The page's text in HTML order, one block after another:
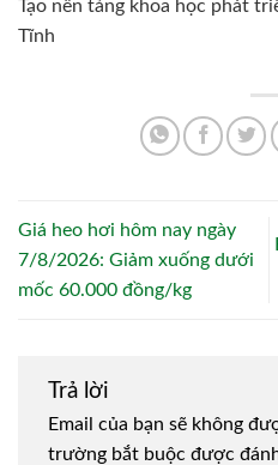
Tạo nền tảng khoa học phát
Tĩnh
Giá heo hơi hôm nay ngày
7/8/2026: Giảm xuống dưới
mốc 60.000 đồng/kg
Trả lời
Email của bạn sẽ không
trường bắt buộc được